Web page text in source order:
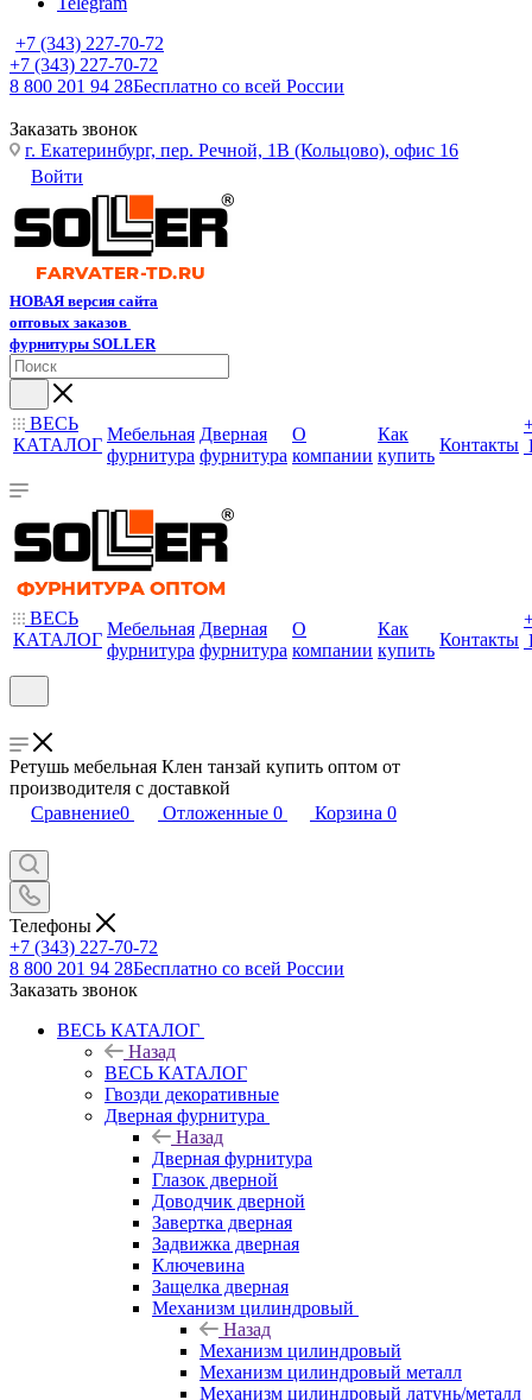
+7 (343) 227-70-72
+7 (343) 227-70-72
8 800 201 94 28Бесплатно со всей России
Заказать звонок
г. Екатеринбург, пер. Речной, 1В (Кольцово), офис 16
Войти
НОВАЯ версия сайта
оптовых заказов
фурнитуры SOLLER
ВЕСЬ
КАТАЛОГ
Мебельная
фурнитура
Дверная
фурнитура
О
компании
Как
купить
Контакты
ВЕСЬ
КАТАЛОГ
Мебельная
фурнитура
Дверная
фурнитура
О
компании
Как
купить
Контакты
Ретушь мебельная Клен танзай купить оптом от
производителя с доставкой
Сравнение0 Отложенные 0 Корзина 0
Телефоны
+7 (343) 227-70-72
8 800 201 94 28Бесплатно со всей России
Заказать звонок
ВЕСЬ КАТАЛОГ
Назад
ВЕСЬ КАТАЛОГ
Гвозди декоративные
Дверная фурнитура
Назад
Дверная фурнитура
Глазок дверной
Доводчик дверной
Завертка дверная
Задвижка дверная
Ключевина
Защелка дверная
Механизм цилиндровый
Назад
Механизм цилиндровый
Механизм цилиндровый металл
Механизм цилиндровый латунь/металл